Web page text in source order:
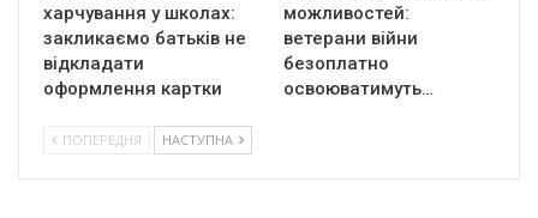
харчування у школах:
закликаємо батьків не
відкладати
оформлення картки
можливостей:
ветерани війни
безоплатно
освоюватимуть…
ПОПЕРЕДНЯ НАСТУПНА